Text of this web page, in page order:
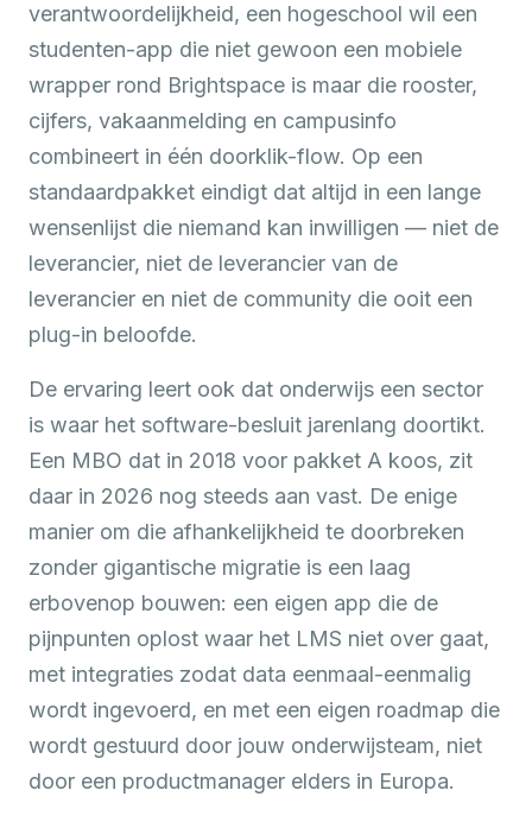
verantwoordelijkheid, een hogeschool wil een
studenten-app die niet gewoon een mobiele
wrapper rond Brightspace is maar die rooster,
cijfers, vakaanmelding en campusinfo
combineert in één doorklik-flow. Op een
standaardpakket eindigt dat altijd in een lange
wensenlijst die niemand kan inwilligen — niet de
leverancier, niet de leverancier van de
leverancier en niet de community die ooit een
plug-in beloofde.
De ervaring leert ook dat onderwijs een sector
is waar het software-besluit jarenlang doortikt.
Een MBO dat in 2018 voor pakket A koos, zit
daar in 2026 nog steeds aan vast. De enige
manier om die afhankelijkheid te doorbreken
zonder gigantische migratie is een laag
erbovenop bouwen: een eigen app die de
pijnpunten oplost waar het LMS niet over gaat,
met integraties zodat data eenmaal-eenmalig
wordt ingevoerd, en met een eigen roadmap die
wordt gestuurd door jouw onderwijsteam, niet
door een productmanager elders in Europa.